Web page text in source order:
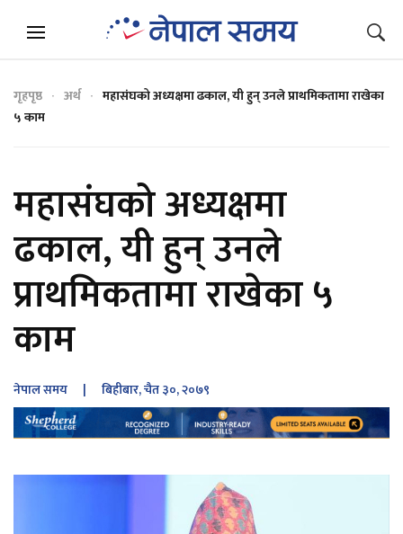
गृहपृष्ठ अर्थ
महासंघको अध्यक्षमा ढकाल, यी हुन् उनले प्राथमिकतामा राखेका
५ काम
महासंघको अध्यक्षमा
ढकाल, यी हुन् उनले
प्राथमिकतामा राखेका ५
काम
नेपाल समय | बिहीबार, चैत ३०, २०७९